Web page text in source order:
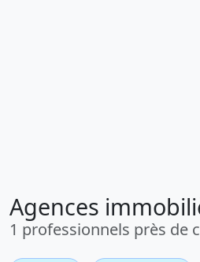
Agences
1 professionnels près de